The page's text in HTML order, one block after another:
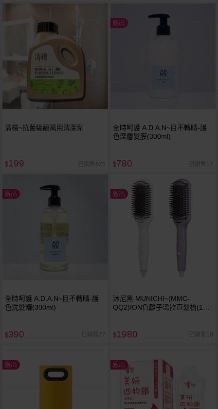
清檜~抗菌驅離萬用清潔劑
$199 已銷售625
廠出
全時呵護 A.D.A.N~目不轉睛-護
色深層髮膜(300ml)
$780 已銷售17
廠出
全時呵護 A.D.A.N~目不轉睛-護
色洗髮精(300ml)
$390 已銷售27
廠出
沐尼黑 MUNICHI~(MMC-
QQ2)ION負離子溫控直髮梳(1入)
$1980 已銷售10
廠出 廠出